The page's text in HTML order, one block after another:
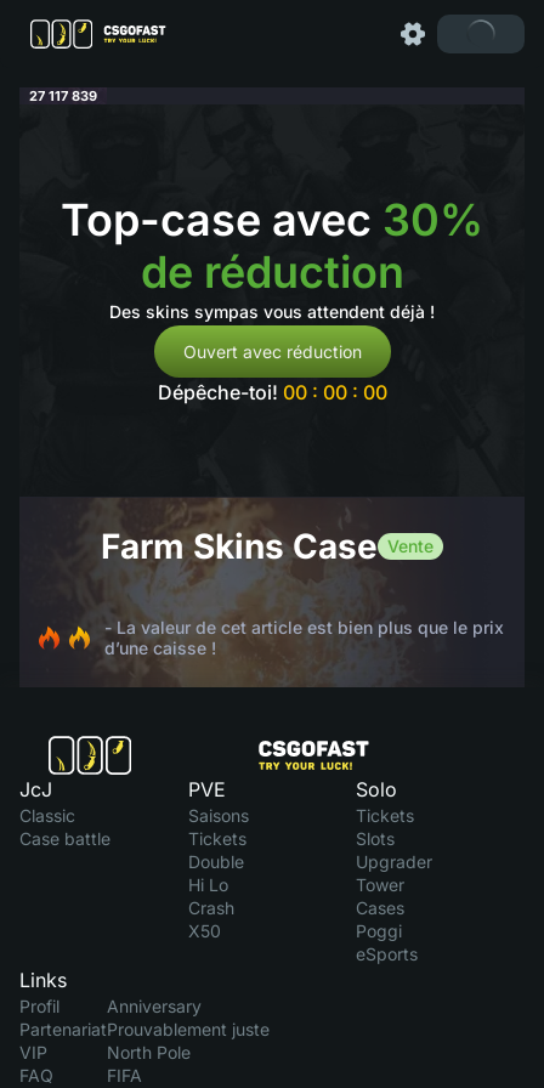
27 117 839
Top-case avec 30%
de réduction
Des skins sympas vous attendent déjà !
Ouvert avec réduction
Dépêche-toi! 00 : 00 : 00
Farm Skins Case Vente
- La valeur de cet article est bien plus que le prix
d’une caisse !
JcJ
Classic
Case battle
PVE
Saisons
Tickets
Double
Hi Lo
Crash
X50
Solo
Tickets
Slots
Upgrader
Tower
Cases
Poggi
eSports
Links
Profil
Partenariat
VIP
FAQ
Anniversary
Prouvablement juste
North Pole
FIFA